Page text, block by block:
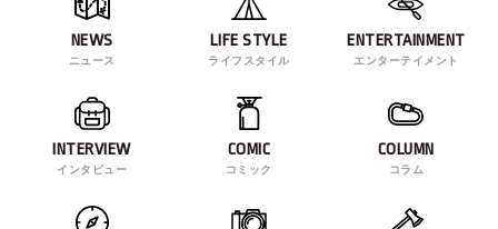
NEWS
ニュース
LIFE STYLE
ライフスタイル
ENTERTAINMENT
エンターテイメント
INTERVIEW
インタビュー
COMIC
コミック
COLUMN
コラム